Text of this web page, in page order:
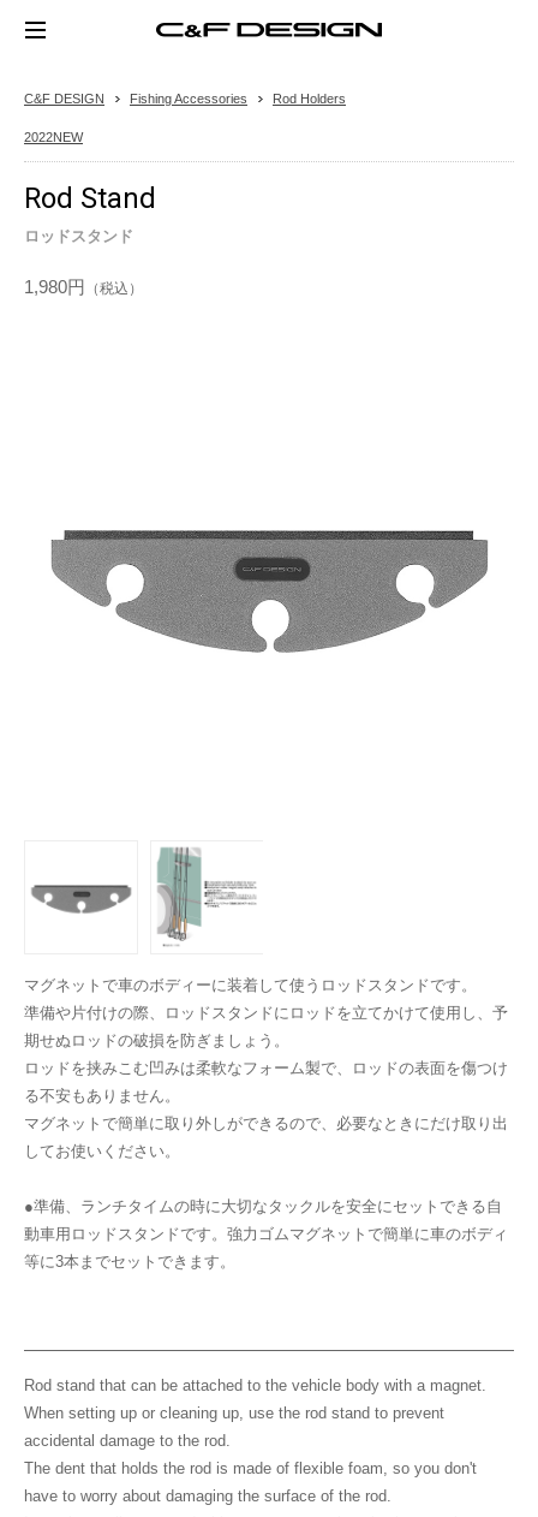
C&F DESIGN Fishing Accessories Rod Holders
2022NEW
Rod Stand
ロッドスタンド
1,980円 （税込）
マグネットで車のボディーに装着して使うロッドスタンドです。
準備や片付けの際、ロッドスタンドにロッドを立てかけて使用し、予
期せぬロッドの破損を防ぎましょう。
ロッドを挟みこむ凹みは柔軟なフォーム製で、ロッドの表面を傷つけ
る不安もありません。
マグネットで簡単に取り外しができるので、必要なときにだけ取り出
してお使いください。
●準備、ランチタイムの時に大切なタックルを安全にセットできる自
動車用ロッドスタンドです。強力ゴムマグネットで簡単に車のボディ
等に3本までセットできます。
Rod stand that can be attached to the vehicle body with a magnet.
When setting up or cleaning up, use the rod stand to prevent
accidental damage to the rod.
The dent that holds the rod is made of flexible foam, so you don't
have to worry about damaging the surface of the rod.